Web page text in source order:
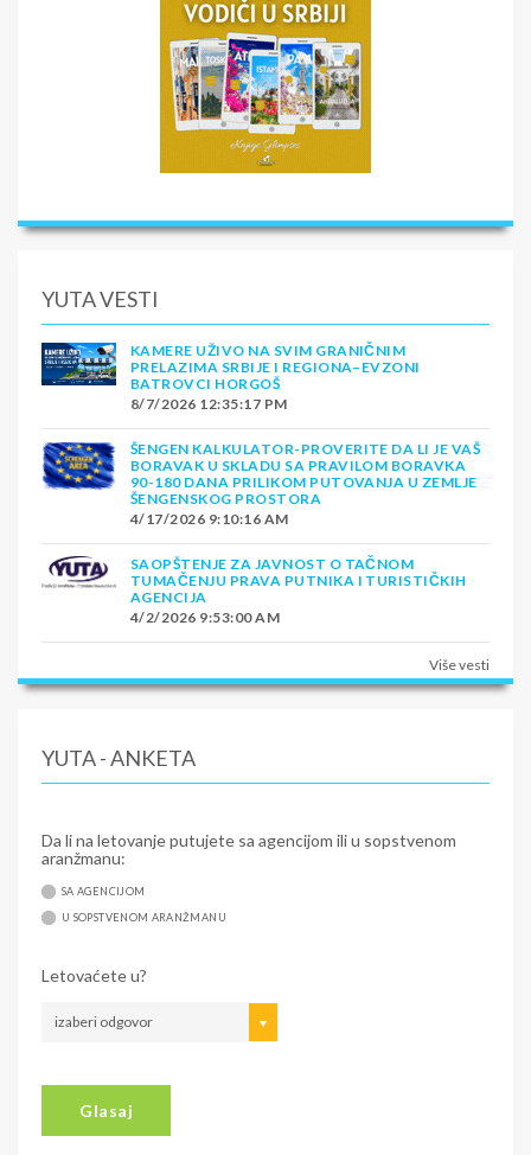
YUTA VESTI
KAMERE UŽIVO NA SVIM GRANIČNIM
PRELAZIMA SRBIJE I REGIONA–EVZONI
BATROVCI HORGOŠ
8/7/2026 12:35:17 PM
ŠENGEN KALKULATOR-PROVERITE DA LI JE VAŠ
BORAVAK U SKLADU SA PRAVILOM BORAVKA
90-180 DANA PRILIKOM PUTOVANJA U ZEMLJE
ŠENGENSKOG PROSTORA
4/17/2026 9:10:16 AM
SAOPŠTENJE ZA JAVNOST O TAČNOM
TUMAČENJU PRAVA PUTNIKA I TURISTIČKIH
AGENCIJA
4/2/2026 9:53:00 AM
Više vesti
YUTA - ANKETA
Da li na letovanje putujete sa agencijom ili u sopstvenom
aranžmanu:
SA AGENCIJOM
U SOPSTVENOM ARANŽMANU
Letovaćete u?
izaberi odgovor
Glasaj